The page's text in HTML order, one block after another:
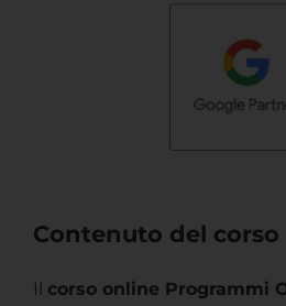
Contenuto del corso
Il corso online Programmi